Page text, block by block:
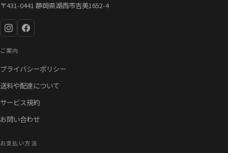
〒431-0441 静岡県湖西市吉美1652-4
ご案内
プライバシーポリシー
送料や配達について
サービス規約
お問い合わせ
お支払い方法